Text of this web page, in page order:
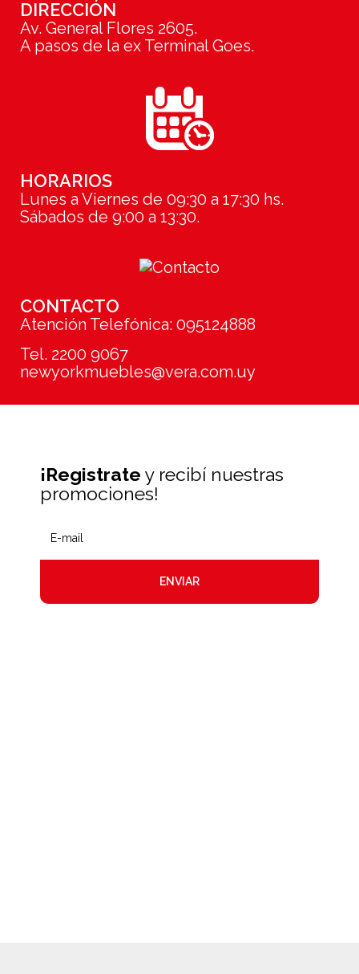
DIRECCIÓN
Av. General Flores 2605.
A pasos de la ex Terminal Goes.
HORARIOS
Lunes a Viernes de 09:30 a 17:30 hs.
Sábados de 9:00 a 13:30.
CONTACTO
Atención Telefónica: 095124888
Tel. 2200 9067
newyorkmuebles@vera.com.uy
¡Registrate y recibí nuestras
promociones!
ENVIAR